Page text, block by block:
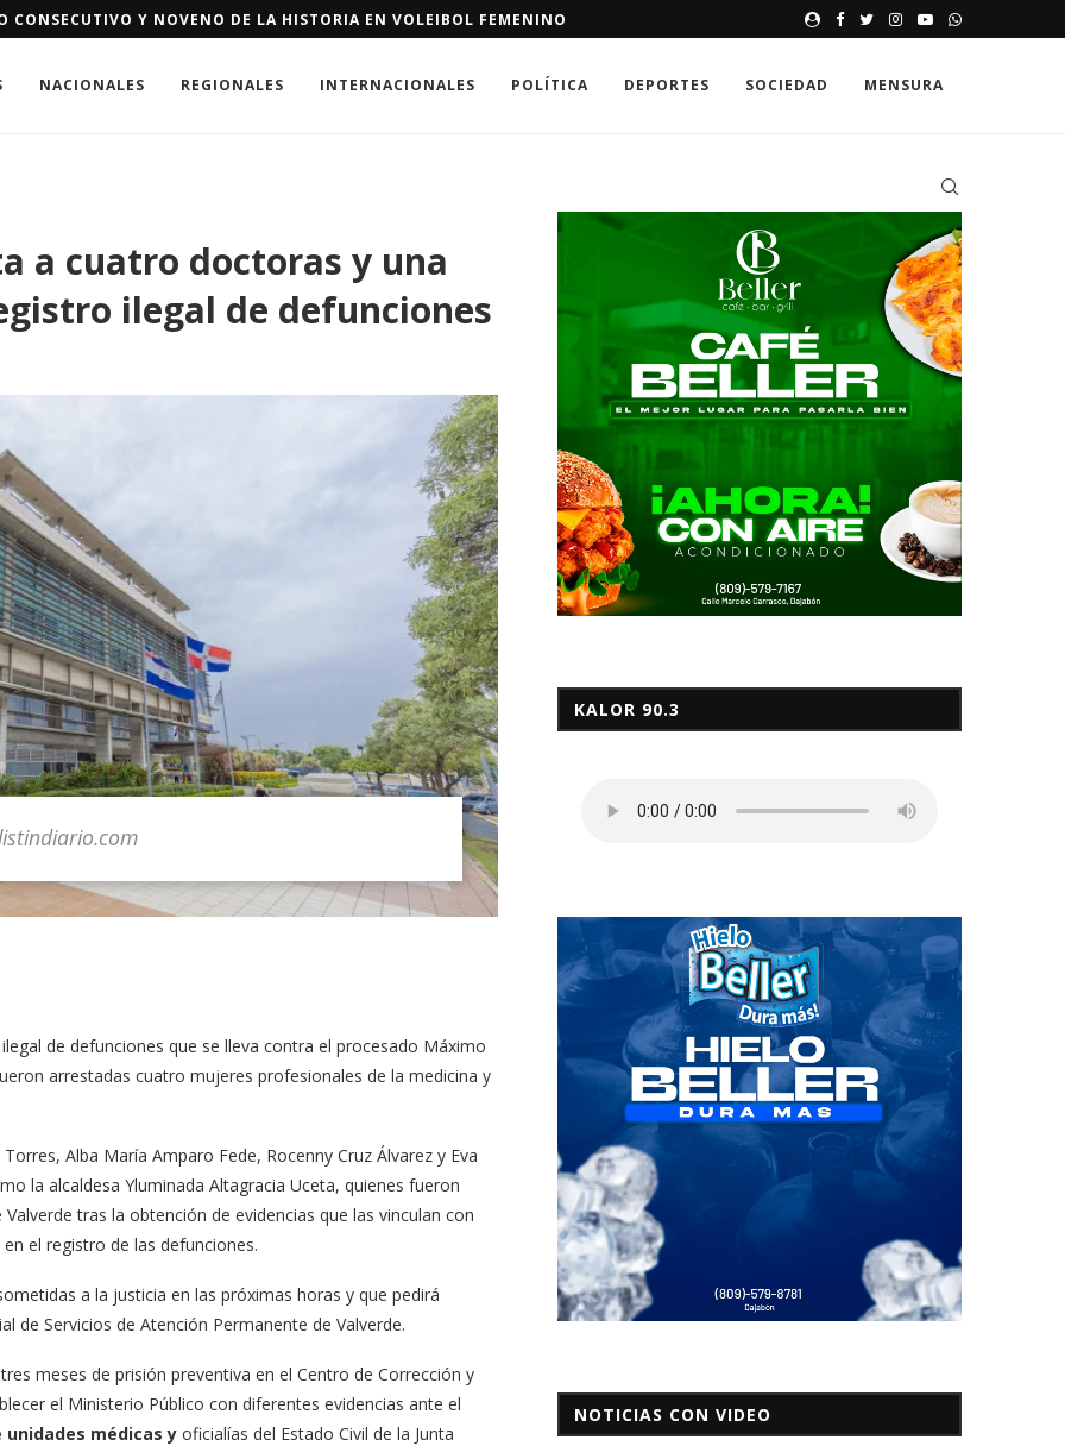
CONSECUTIVO Y NOVENO DE LA HISTORIA EN VOLEIBOL FEMENINO PESTE PORCINA E
NACIONALES REGIONALES INTERNACIONALES POLÍTICA DEPORTES SOCIEDAD MENSURA
a cuatro doctoras y una
ilegal de defunciones
de defunciones que se lleva contra el procesado Máximo
arrestadas cuatro mujeres profesionales de la medicina y
Alba María Amparo Fede, Rocenny Cruz Álvarez y Eva
la alcaldesa Yluminada Altagracia Uceta, quienes fueron
tras la obtención de evidencias que las vinculan con
en el registro de las defunciones.
a la justicia en las próximas horas y que pedirá
de Servicios de Atención Permanente de Valverde.
meses de prisión preventiva en el Centro de Corrección y
el Ministerio Público con diferentes evidencias ante el
médicas y oficialías del Estado Civil de la Junta
KALOR 90.3
NOTICIAS CON VIDEO